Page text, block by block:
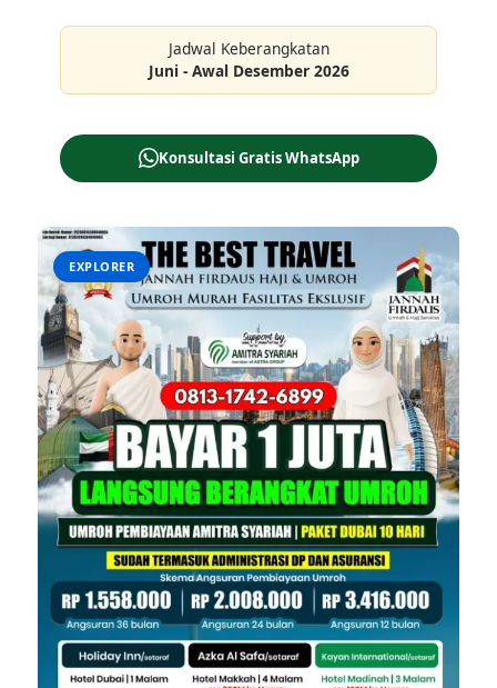
Jadwal Keberangkatan
Juni - Awal Desember 2026
Konsultasi Gratis WhatsApp
EXPLORER